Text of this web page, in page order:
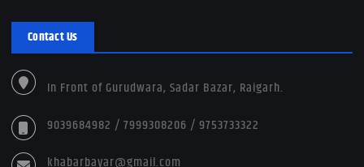
Contact Us
In Front of Gurudwara, Sadar Bazar, Raigarh.
9039684982 / 7999308206 / 9753733322
khabarbayar@gmail.com